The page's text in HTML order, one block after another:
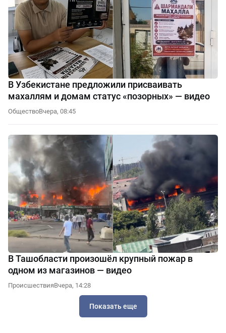
В Узбекистане предложили присваивать
махаллям и домам статус «позорных» — видео
ОбществоВчера, 08:45
В Ташобласти произошёл крупный пожар в
одном из магазинов — видео
ПроисшествияВчера, 14:28
Показать еще